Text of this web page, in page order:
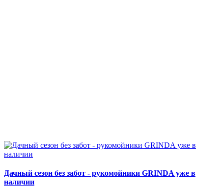
Дачный сезон без забот - рукомойники GRINDA уже в
наличии